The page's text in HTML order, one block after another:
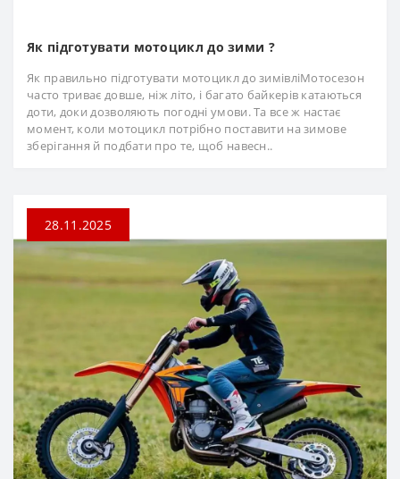
Як підготувати мотоцикл до зими ?
Як правильно підготувати мотоцикл до зимівліМотосезон
часто триває довше, ніж літо, і багато байкерів катаються
доти, доки дозволяють погодні умови. Та все ж настає
момент, коли мотоцикл потрібно поставити на зимове
зберігання й подбати про те, щоб навесн..
28.11.2025